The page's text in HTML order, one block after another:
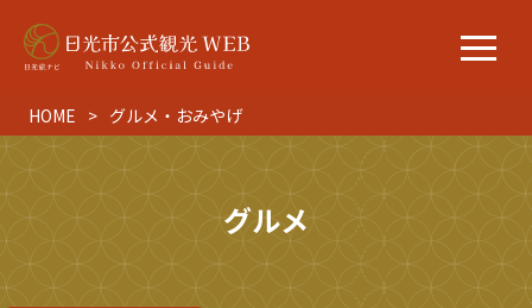
HOME グルメ・おみやげ
グルメ